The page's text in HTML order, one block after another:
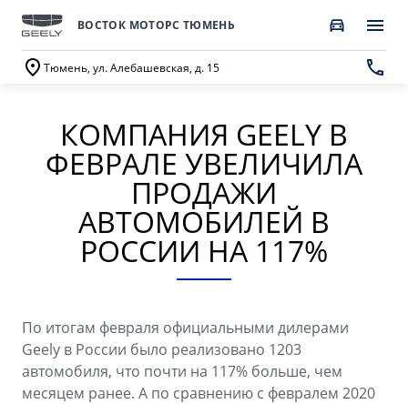
ВОСТОК МОТОРС ТЮМЕНЬ
Тюмень, ул. Алебашевская, д. 15
МОДЕЛИ
НОВЫЙ COOLRAY
от 2 764 990 ₽*
CITYRAY
от 2 599 990 ₽*
ATLAS
от 3 189 990 ₽*
OKAVANGO
от 3 429 990 ₽*
ПОКУПАТЕЛЯМ
ВЫБОР И ПОКУПКА
Автомобили в наличии
Спецпредложения
Записаться на тест-драйв
Трейд-ин
ВЛАДЕЛЬЦАМ
СЕРВИС
Запись в сервисный центр
Техническое обслуживание
Ценности сервиса Geely
Руководство по эксплуатации
О КОМПАНИИ
О дилерском центре
Правовая информация
Контакты
КОМПАНИЯ GEELY В
ФЕВРАЛЕ УВЕЛИЧИЛА
ПРОДАЖИ
АВТОМОБИЛЕЙ В
РОССИИ НА 117%
По итогам февраля официальными дилерами
Geely в России было реализовано 1203
автомобиля, что почти на 117% больше, чем
месяцем ранее. А по сравнению с февралем 2020